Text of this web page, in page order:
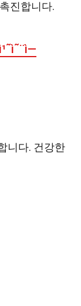
진합니다.
니다. 건강한